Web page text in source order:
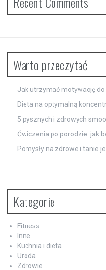
Warto przeczytać
Jak utrzymać motywację
Dieta na optymalną
5 pysznych i zdrowych
Ćwiczenia po porodzie: jak
Pomysły na zdrowe i tanie
Kategorie
Fitness
Inne
Kuchnia i dieta
Uroda
Zdrowie